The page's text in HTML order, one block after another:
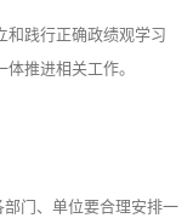
和践行正确政绩观学习
推进相关工作。
门、单位要合理安排一